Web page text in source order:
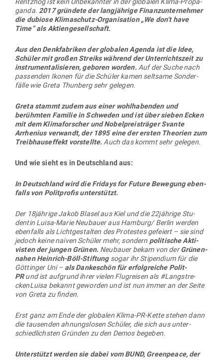
PRund ist auf­grund ihrer vielen Flug­reisen als #Lang­stre­
cken­Luisa bekannt geworden und ist nun immer an der Seite
von Greta zu finden.
die tau­senden ahnungs­losen Schüler, die sich aus unter­
schied­lichsten Gründen zu den Demos begeben.
Unter­stützt werden sie dabei vom BUND, Green­peace, der
Inter­ven­tio­nis­ti­schen Linken, Kirchen und anderen NGOs.
lentum das andere.
Ori­gi­nal­quelle hier anklicken!
Don’t Have Time
über Facebook, Twitter und YouTube über
Thun­bergs Schulstreiks.
In einem Interview mit dem Svenska Dag­bladet erklärte
Rentzhog:
„Ich habe dann guten Kontakt mit Greta und ihrer Familie
bekommen. Ich habe Greta dann auch mit einer Menge
geholfen und dazu auch mein Kon­takt­netzwerk verwendet.“
Laut Pro­spekt gene­riert We Don’t Have Time virale Umwelt­
in­halte und will damit Geld ver­dienen. Die Gesell­schaft
möchte 10 Prozent ihrer Gewinne in einen gemein­nüt­zigen
Im Oktober 2018 wurde Greta Thunberg Rat­ge­berin des
Stif­tungs­vor­stands der Gesellschaft.
Am 27. November 2018 kün­digte We Don’t Have Time eine